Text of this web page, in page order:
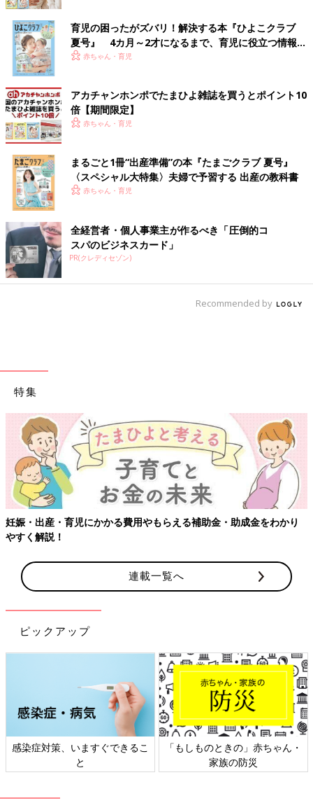
となのですが、子どもが生まれてからはお互いに言うようになっ
て、自然とそうなっていました」（なこ）
「夫・妻がやった家事をホワイトボードに色分けし、可視化して
います」（リコママ）
「夫の管轄のところは手出し口出しをしない。口出しされるとや
る気が萎えるし、共働きで休みがバラバラなので、お互いが自分
のペースでやりたいはずだから」（nana）
分担率50:50の法則は「やれる人がやる」。担当決めると
揉めるから!?
負担は夫婦平等というコメントでは、意外にも「担当は決めてい
ない」が目立ちました。そして『お互い無理な時は、素直に相手
を頼る』と、という声も多く、夫婦の信頼関係が厚いことがわか
ります。そしてこちらでも「相手が家事を始めたら自分も始め
る」と、分担を比較しない工夫をしている声が寄せられました。
「担当を決めてしまうとそこしかやらないので、『気付いたら、
分1人でやる時には合格ライン70点くらいとして、無理はしない
ことがポイントです」（ぷでぃ）
「これはママ！これはパパ！と決めてしまうと、出来なかった時
に円滑にまわらないので、意思疎通して『手が空いたから、これ
やるね！』『これもお願い！』と、その都度話をするようにして
います」（あおいろくま）
「ポイントは『相手より自分の方がたくさんやっている』『自分
はよくやっている』という、思い込みを捨てること。担当は決め
ら自分も始めるって感じです」（よっこ）
「パートナーが家事をしていたら、私もなにかしら家事をしま
す。2人でやって早く済ませ、2人でゆっくりできるようにしてい
ます」（NANA）
「担当は決めていますが、疲れている時や体調が悪い時などは、
小さな事でも『これやって欲しいなぁ』と素直にお願いします。
言わないと全く気付いてくれない夫です（笑）
やってくれた時は必ずお礼を伝え、たまに感謝をこめて好物を買
ったりしています」（ひらめ）
「子どもの状態で家事の大変さは変動するし、仕事でヘトヘトな
時もあるし、担当の項目数だけで分担を比較しないようにしてい
を伝えるようにしています」（プライモーディアルポチ子）
育児の困ったがズバリ！解決する本『ひよこクラブ
夏号』 4カ月～2才になるまで、育児に役立つ情報が
いっぱい！
赤ちゃん・育児
アカチャンホンポでたまひよ雑誌を買うとポイント10
倍【期間限定】
赤ちゃん・育児
まるごと1冊“出産準備”の本『たまごクラブ 夏号』
〈スペシャル大特集〉夫婦で予習する 出産の教科書
赤ちゃん・育児
全経営者・個人事業主が作るべき「圧倒的コ
スパのビジネスカード」
PR(クレディセゾン)
Recommended by
特集
妊娠・出産・育児にかかる費用やもらえる補助金・助成金をわかり
やすく解説！
連載一覧へ
ピックアップ
感染症対策、いますぐできるこ
と
「もしものときの」赤ちゃん・
家族の防災